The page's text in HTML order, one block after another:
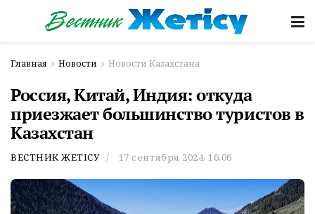
Главная Новости Новости Казахстана
Россия, Китай, Индия: откуда
приезжает большинство туристов в
Казахстан
ВЕСТНИК ЖЕТІСУ 17 сентября 2024, 16:06